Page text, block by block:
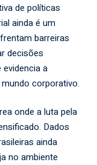
de políticas
ainda é um
barreiras
decisões
a
corporativo.
onde a luta pela
Dados
ainda
no ambiente